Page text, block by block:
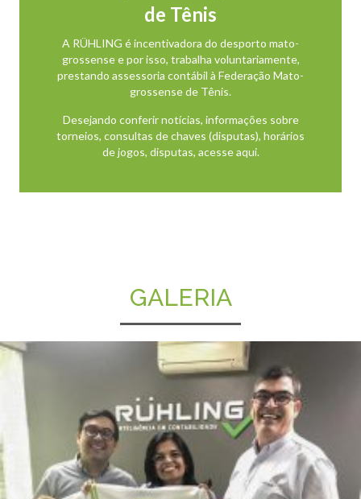
de Tênis
A RÜHLING é incentivadora do desporto mato-
grossense e por isso, trabalha voluntariamente,
prestando assessoria contábil à Federação Mato-
grossense de Tênis.
Desejando conferir notícias, informações sobre
torneios, consultas de chaves (disputas), horários
de jogos, disputas, acesse aqui.
GALERIA